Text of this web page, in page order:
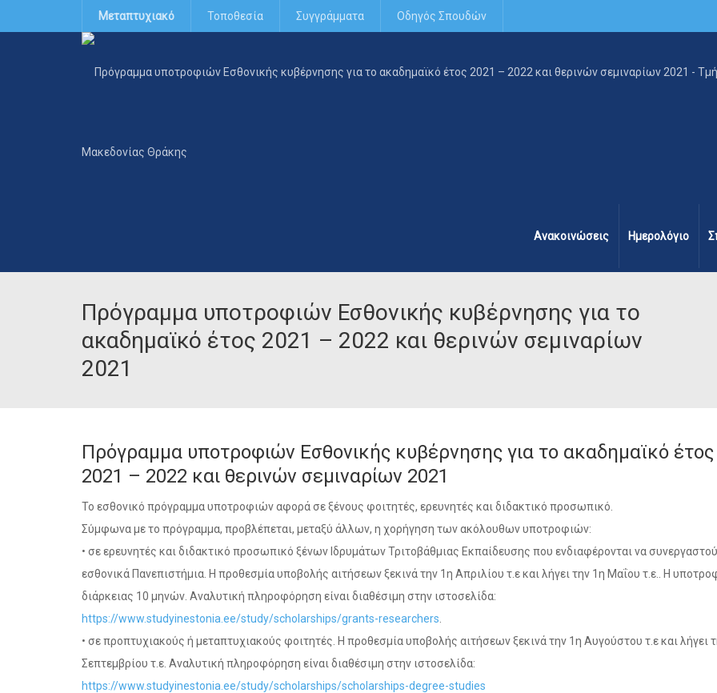
Μεταπτυχιακό Τοποθεσία Συγγράμματα Οδηγός Σπουδών
Ανακοινώσεις Ημερολόγιο
Πρόγραμμα υποτροφιών Εσθονικής κυβέρνησης για το
ακαδημαϊκό έτος 2021 – 2022 και θερινών σεμιναρίων
2021
Πρόγραμμα υποτροφιών Εσθονικής κυβέρνησης για το ακαδημαϊκό έτος
2021 – 2022 και θερινών σεμιναρίων 2021
Το εσθονικό πρόγραμμα υποτροφιών αφορά σε ξένους φοιτητές, ερευνητές και διδακτικό προσωπικό.
Σύμφωνα με το πρόγραμμα, προβλέπεται, μεταξύ άλλων, η χορήγηση των ακόλουθων υποτροφιών:
• σε ερευνητές και διδακτικό προσωπικό ξένων Ιδρυμάτων Τριτοβάθμιας Εκπαίδευσης που ενδιαφέρονται να
εσθονικά Πανεπιστήμια. Η προθεσμία υποβολής αιτήσεων ξεκινά την 1η Απριλίου τ.ε και λήγει την 1η Μαΐου τ.ε.. Η
διάρκειας 10 μηνών. Αναλυτική πληροφόρηση είναι διαθέσιμη στην ιστοσελίδα:
https://www.studyinestonia.ee/study/scholarships/grants-researchers
• σε προπτυχιακούς ή μεταπτυχιακούς φοιτητές. Η προθεσμία υποβολής αιτήσεων ξεκινά την 1η Αυγούστου τ.ε και λήγει
Σεπτεμβρίου τ.ε. Αναλυτική πληροφόρηση είναι διαθέσιμη στην ιστοσελίδα:
https://www.studyinestonia.ee/study/scholarships/scholarships-degree-studies